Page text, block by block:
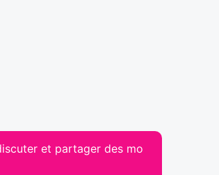
et partager des mo